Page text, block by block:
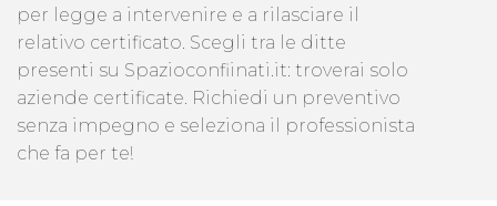
per legge a intervenire e a rilasciare il
relativo certificato. Scegli tra le ditte
presenti su Spazioconfiinati.it: troverai solo
aziende certificate. Richiedi un preventivo
senza impegno e seleziona il professionista
che fa per te!